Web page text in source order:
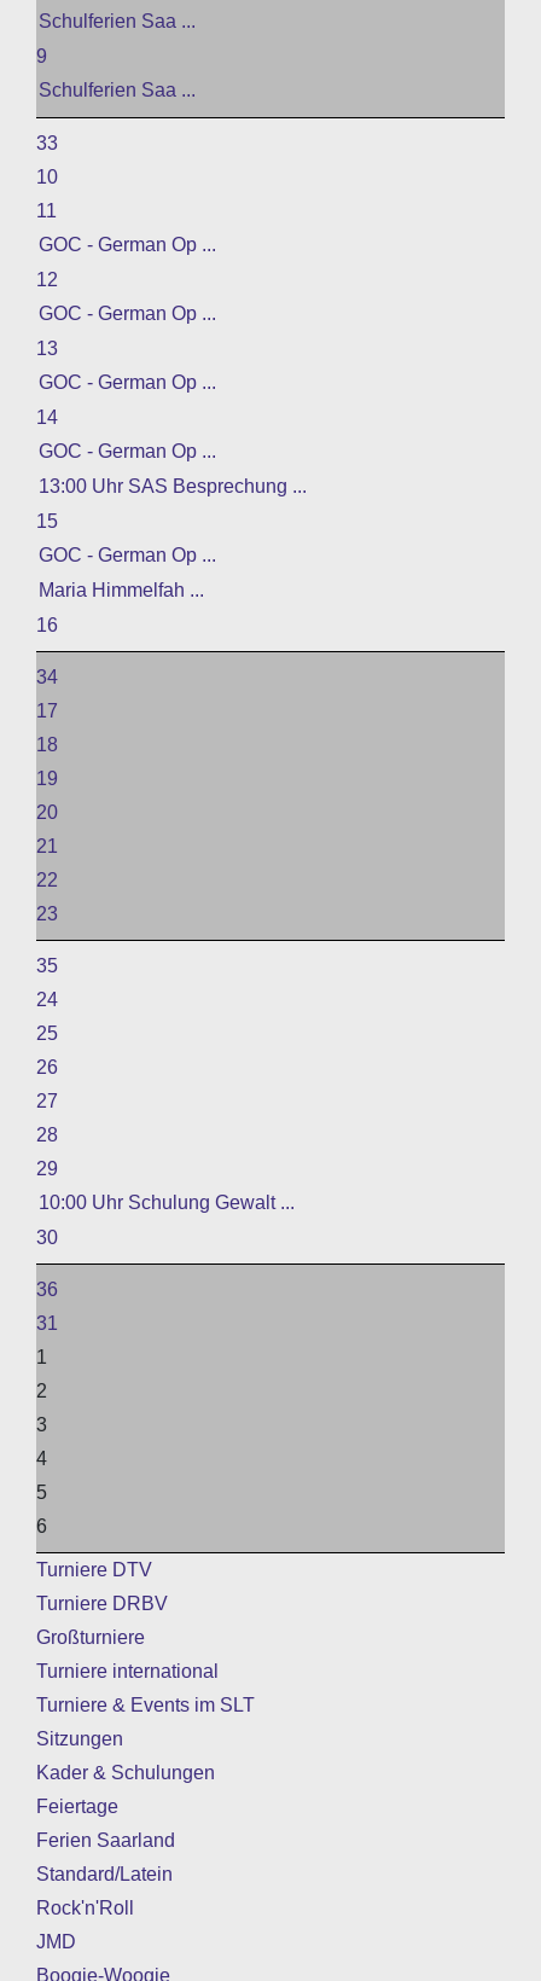
Schulferien Saa ...
9
Schulferien Saa ...
33
10
11
GOC - German Op ...
12
GOC - German Op ...
13
GOC - German Op ...
14
GOC - German Op ...
13:00 Uhr SAS Besprechung ...
15
GOC - German Op ...
Maria Himmelfah ...
16
34
17
18
19
20
21
22
23
35
24
25
26
27
28
29
10:00 Uhr Schulung Gewalt ...
30
36
31
1
2
3
4
5
6
Turniere DTV
Turniere DRBV
Großturniere
Turniere international
Turniere & Events im SLT
Sitzungen
Kader & Schulungen
Feiertage
Ferien Saarland
Standard/Latein
Rock'n'Roll
JMD
Boogie-Woogie